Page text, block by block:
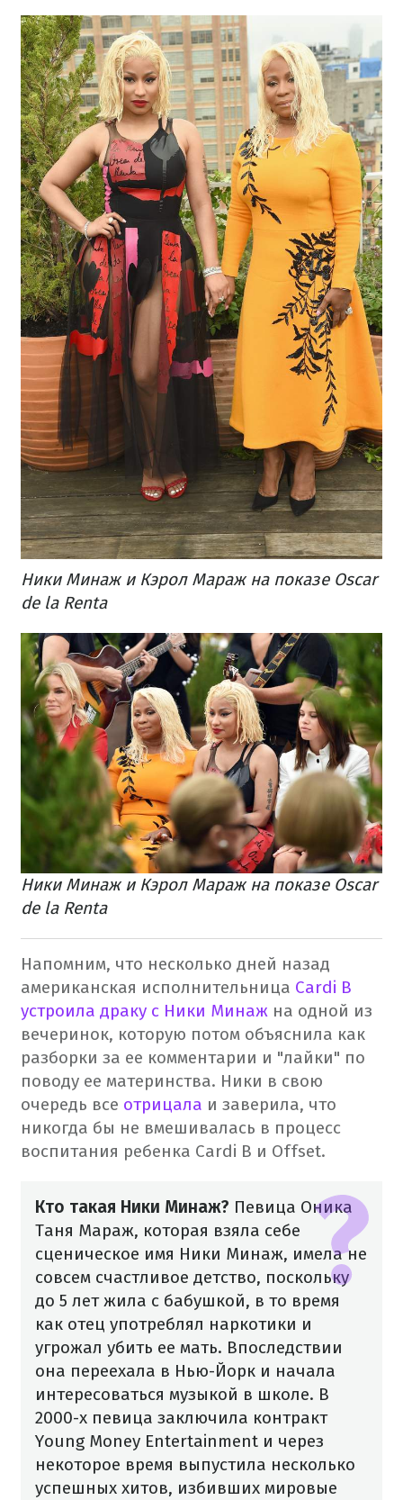
Ники Минаж и Кэрол Мараж на показе Oscar
de la Renta
​Ники Минаж и Кэрол Мараж на показе Oscar
de la Renta
Напомним, что несколько дней назад
американская исполнительница Cardi B
устроила драку с Ники Минаж на одной из
вечеринок, которую потом объяснила как
разборки за ее комментарии и "лайки" по
поводу ее материнства. Ники в свою
очередь все отрицала и заверила, что
никогда бы не вмешивалась в процесс
воспитания ребенка Cardi B и Offset.
Кто такая Ники Минаж? Певица Оника
Таня Мараж, которая взяла себе
сценическое имя Ники Минаж, имела не
совсем счастливое детство, поскольку
до 5 лет жила с бабушкой, в то время
как отец употреблял наркотики и
угрожал убить ее мать. Впоследствии
она переехала в Нью-Йорк и начала
интересоваться музыкой в ​​школе. В
2000-х певица заключила контракт
Young Money Entertainment и через
некоторое время выпустила несколько
успешных хитов, избивших мировые